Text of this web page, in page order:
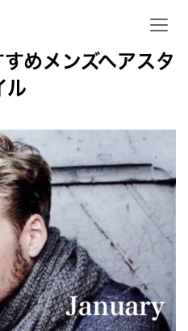
めメンズヘアスタ
ル